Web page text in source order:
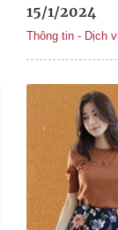
15/1/2024
Thông tin - Dịch